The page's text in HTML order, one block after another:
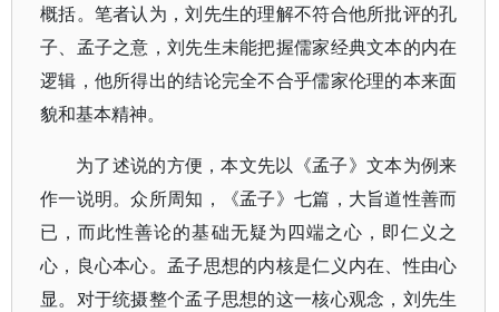
概括。笔者认为，刘先生的理解不符合他所批评的孔
子、孟子之意，刘先生未能把握儒家经典文本的内在
逻辑，他所得出的结论完全不合乎儒家伦理的本来面
貌和基本精神。
为了述说的方便，本文先以《孟子》文本为例来
作一说明。众所周知，《孟子》七篇，大旨道性善而
已，而此性善论的基础无疑为四端之心，即仁义之
心，良心本心。孟子思想的内核是仁义内在、性由心
显。对于统摄整个孟子思想的这一核心观念，刘先生